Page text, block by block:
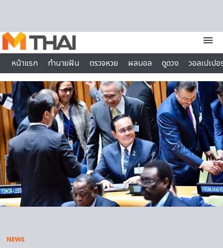
menu
หน้าแรก
ทำนายฝัน ตรวจหวย ผลบอล ดูดวง
วอลเปเป
ไลฟ์สไตล์
NEWS